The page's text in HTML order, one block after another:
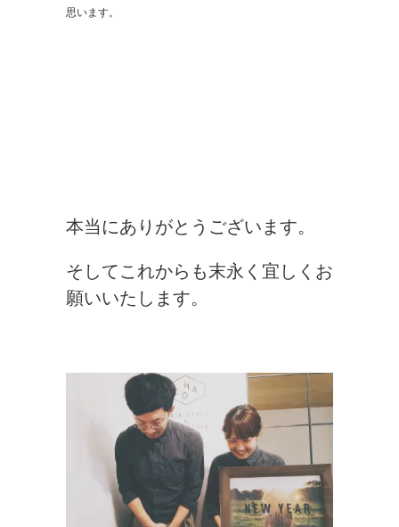
思います。
本当にありがとうございます。
そしてこれからも末永く宜しくお
願いいたします。